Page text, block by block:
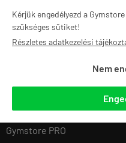
Kérjük engedélyezd a
szükséges sütiket!
Részletes adatkezelési
Nem
160E
ELÉGEDETT
Gymstore PRO